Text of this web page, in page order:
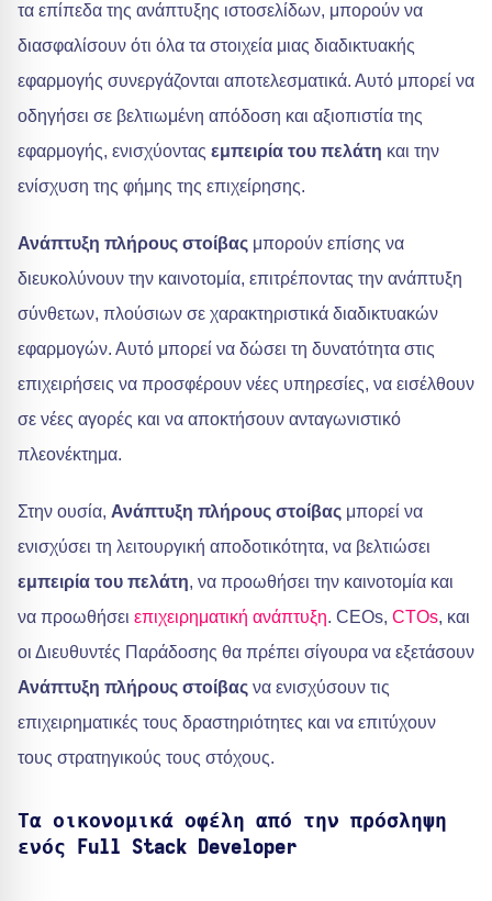
τα επίπεδα της ανάπτυξης ιστοσελίδων, μπορούν να
διασφαλίσουν ότι όλα τα στοιχεία μιας διαδικτυακής
εφαρμογής συνεργάζονται αποτελεσματικά. Αυτό μπορεί να
οδηγήσει σε βελτιωμένη απόδοση και αξιοπιστία της
εφαρμογής, ενισχύοντας εμπειρία του πελάτη και την
ενίσχυση της φήμης της επιχείρησης.
Ανάπτυξη πλήρους στοίβας μπορούν επίσης να
διευκολύνουν την καινοτομία, επιτρέποντας την ανάπτυξη
σύνθετων, πλούσιων σε χαρακτηριστικά διαδικτυακών
εφαρμογών. Αυτό μπορεί να δώσει τη δυνατότητα στις
επιχειρήσεις να προσφέρουν νέες υπηρεσίες, να εισέλθουν
σε νέες αγορές και να αποκτήσουν ανταγωνιστικό
πλεονέκτημα.
Στην ουσία, Ανάπτυξη πλήρους στοίβας μπορεί να
ενισχύσει τη λειτουργική αποδοτικότητα, να βελτιώσει
εμπειρία του πελάτη, να προωθήσει την καινοτομία και
να προωθήσει επιχειρηματική ανάπτυξη. CEOs, CTOs, και
οι Διευθυντές Παράδοσης θα πρέπει σίγουρα να εξετάσουν
Ανάπτυξη πλήρους στοίβας να ενισχύσουν τις
επιχειρηματικές τους δραστηριότητες και να επιτύχουν
τους στρατηγικούς τους στόχους.
Τα οικονομικά οφέλη από την πρόσληψη
ενός Full Stack Developer